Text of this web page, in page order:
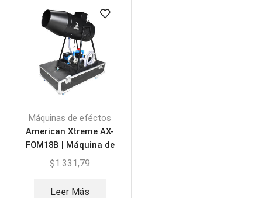
Máquinas de eféctos
American Xtreme AX-
FOM18B | Máquina de
Espuma
$1.331,79
Leer Más